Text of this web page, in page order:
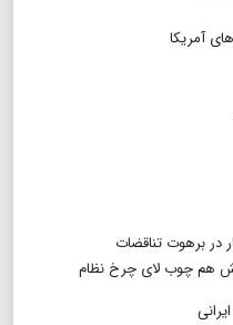
آمریکا
در برهوت تناقضات
هم چوب لای چرخ نظام